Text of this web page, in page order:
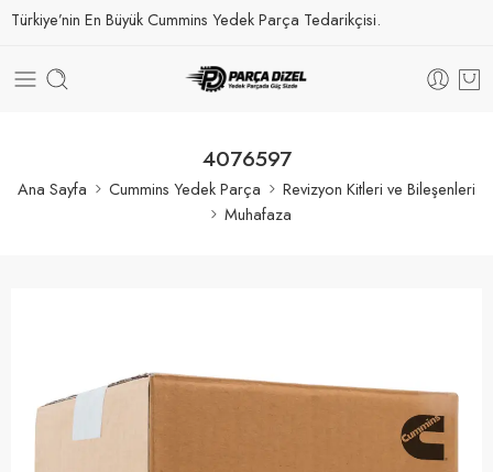
Türkiye’nin En Büyük Cummins Yedek Parça Tedarikçisi.
4076597
Ana Sayfa Cummins Yedek Parça
Revizyon Kitleri ve Bileşenleri
Muhafaza